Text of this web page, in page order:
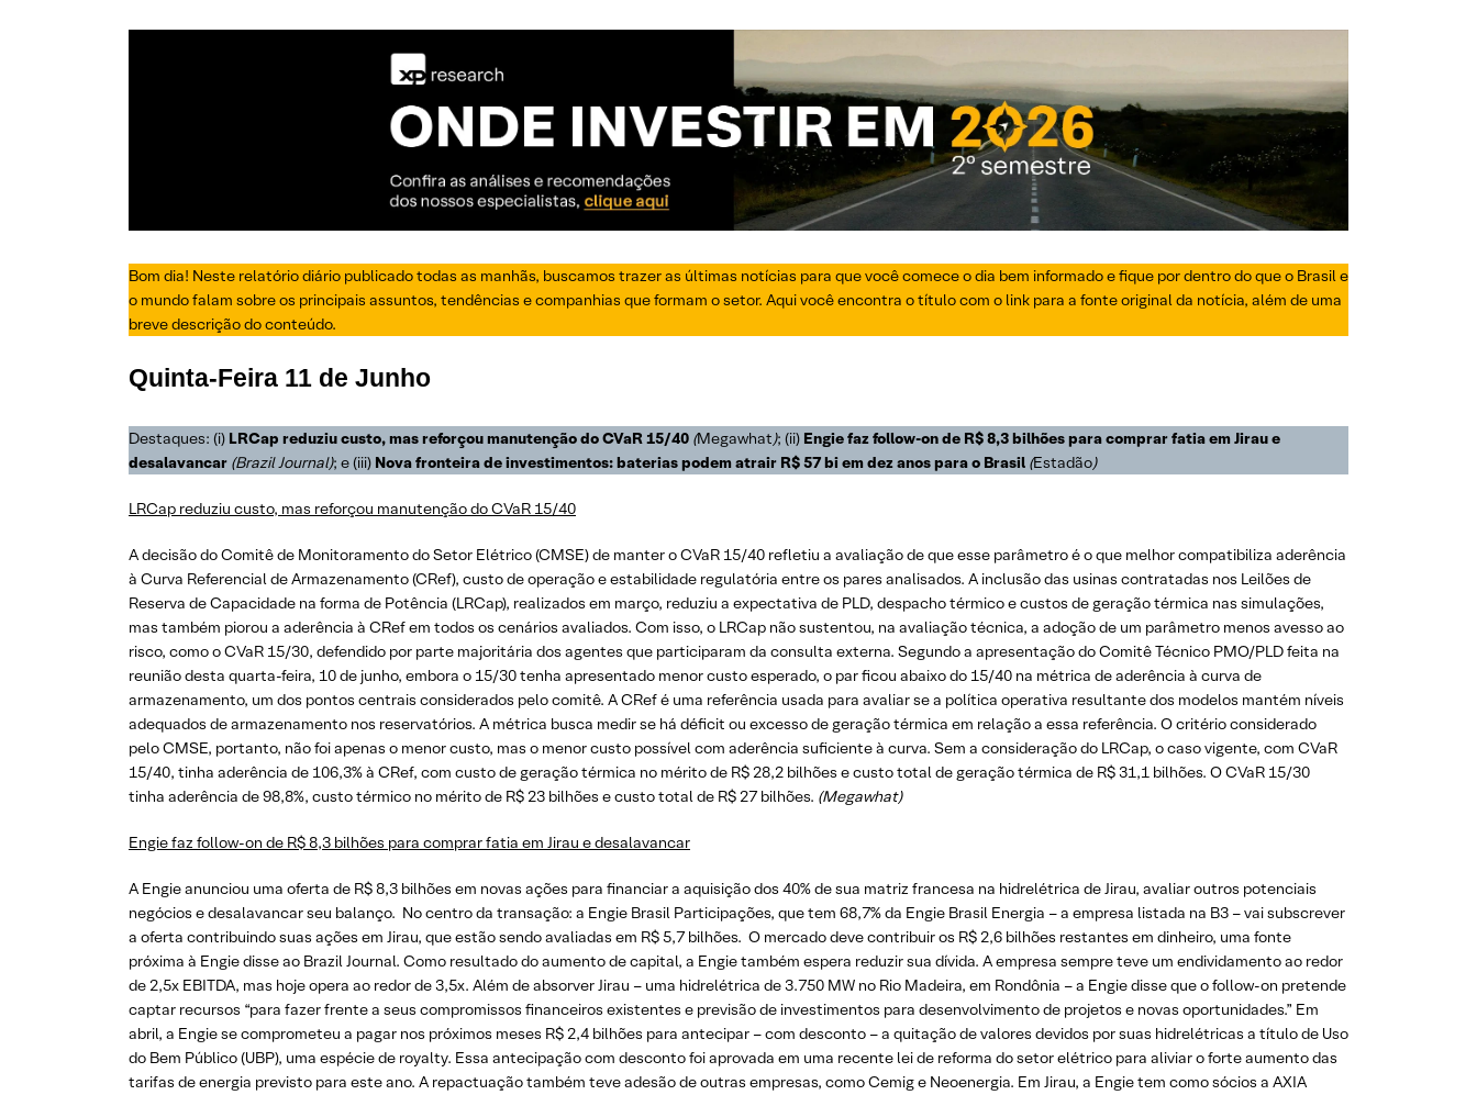
Bom dia! Neste relatório diário publicado todas as manhãs, buscamos trazer as últimas notícias para que você comece o dia bem informado e fique por dentro do que o Brasil e
o mundo falam sobre os principais assuntos, tendências e companhias que formam o setor. Aqui você encontra o título com o link para a fonte original da notícia, além de uma
breve descrição do conteúdo.
Quinta-Feira 11 de Junho
Destaques: (i) LRCap reduziu custo, mas reforçou manutenção do CVaR 15/40 (Megawhat); (ii) Engie faz follow-on de R$ 8,3 bilhões para comprar fatia em Jirau e
desalavancar (Brazil Journal); e (iii) Nova fronteira de investimentos: baterias podem atrair R$ 57 bi em dez anos para o Brasil (Estadão)
LRCap reduziu custo, mas reforçou manutenção do CVaR 15/40
A decisão do Comitê de Monitoramento do Setor Elétrico (CMSE) de manter o CVaR 15/40 refletiu a avaliação de que esse parâmetro é o que melhor compatibiliza aderência
à Curva Referencial de Armazenamento (CRef), custo de operação e estabilidade regulatória entre os pares analisados. A inclusão das usinas contratadas nos Leilões de
Reserva de Capacidade na forma de Potência (LRCap), realizados em março, reduziu a expectativa de PLD, despacho térmico e custos de geração térmica nas simulações,
mas também piorou a aderência à CRef em todos os cenários avaliados. Com isso, o LRCap não sustentou, na avaliação técnica, a adoção de um parâmetro menos avesso ao
risco, como o CVaR 15/30, defendido por parte majoritária dos agentes que participaram da consulta externa. Segundo a apresentação do Comitê Técnico PMO/PLD feita na
reunião desta quarta-feira, 10 de junho, embora o 15/30 tenha apresentado menor custo esperado, o par ficou abaixo do 15/40 na métrica de aderência à curva de
armazenamento, um dos pontos centrais considerados pelo comitê. A CRef é uma referência usada para avaliar se a política operativa resultante dos modelos mantém níveis
adequados de armazenamento nos reservatórios. A métrica busca medir se há déficit ou excesso de geração térmica em relação a essa referência. O critério considerado
pelo CMSE, portanto, não foi apenas o menor custo, mas o menor custo possível com aderência suficiente à curva. Sem a consideração do LRCap, o caso vigente, com CVaR
15/40, tinha aderência de 106,3% à CRef, com custo de geração térmica no mérito de R$ 28,2 bilhões e custo total de geração térmica de R$ 31,1 bilhões. O CVaR 15/30
tinha aderência de 98,8%, custo térmico no mérito de R$ 23 bilhões e custo total de R$ 27 bilhões. (Megawhat)
Engie faz follow-on de R$ 8,3 bilhões para comprar fatia em Jirau e desalavancar
A Engie anunciou uma oferta de R$ 8,3 bilhões em novas ações para financiar a aquisição dos 40% de sua matriz francesa na hidrelétrica de Jirau, avaliar outros potenciais
negócios e desalavancar seu balanço. No centro da transação: a Engie Brasil Participações, que tem 68,7% da Engie Brasil Energia – a empresa listada na B3 – vai subscrever
a oferta contribuindo suas ações em Jirau, que estão sendo avaliadas em R$ 5,7 bilhões. O mercado deve contribuir os R$ 2,6 bilhões restantes em dinheiro, uma fonte
próxima à Engie disse ao Brazil Journal. Como resultado do aumento de capital, a Engie também espera reduzir sua dívida. A empresa sempre teve um endividamento ao redor
de 2,5x EBITDA, mas hoje opera ao redor de 3,5x. Além de absorver Jirau – uma hidrelétrica de 3.750 MW no Rio Madeira, em Rondônia – a Engie disse que o follow-on pretende
captar recursos “para fazer frente a seus compromissos financeiros existentes e previsão de investimentos para desenvolvimento de projetos e novas oportunidades.” Em
abril, a Engie se comprometeu a pagar nos próximos meses R$ 2,4 bilhões para antecipar – com desconto – a quitação de valores devidos por suas hidrelétricas a título de Uso
do Bem Público (UBP), uma espécie de royalty. Essa antecipação com desconto foi aprovada em uma recente lei de reforma do setor elétrico para aliviar o forte aumento das
tarifas de energia previsto para este ano. A repactuação também teve adesão de outras empresas, como Cemig e Neoenergia. Em Jirau, a Engie tem como sócios a AXIA